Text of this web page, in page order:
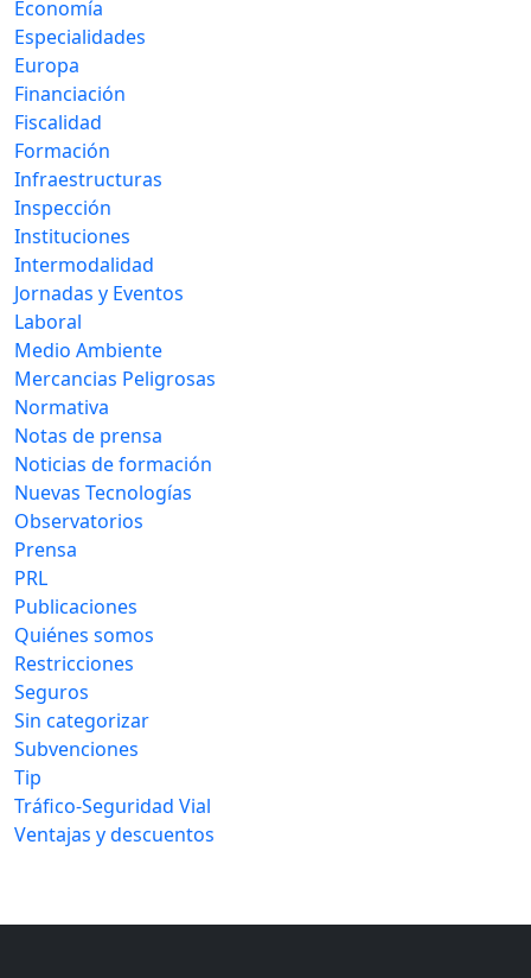
Economía
Especialidades
Europa
Financiación
Fiscalidad
Formación
Infraestructuras
Inspección
Instituciones
Intermodalidad
Jornadas y Eventos
Laboral
Medio Ambiente
Mercancias Peligrosas
Normativa
Notas de prensa
Noticias de formación
Nuevas Tecnologías
Observatorios
Prensa
PRL
Publicaciones
Quiénes somos
Restricciones
Seguros
Sin categorizar
Subvenciones
Tip
Tráfico-Seguridad Vial
Ventajas y descuentos